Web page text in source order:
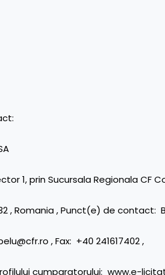
1, prin Sucursala Regionala CF
, Romania , Punct(e) de contact:
, Fax: +40 241617402 ,
cumparatorului: www.e-